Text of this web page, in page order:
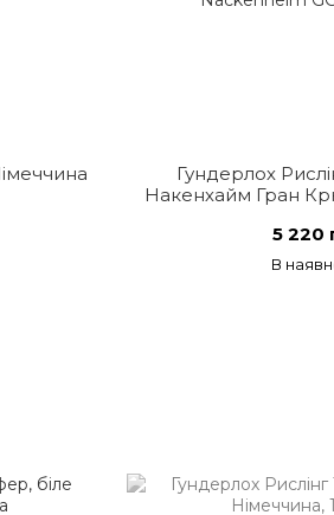
Гундерлох
Накенхайм Гран
5 220
В